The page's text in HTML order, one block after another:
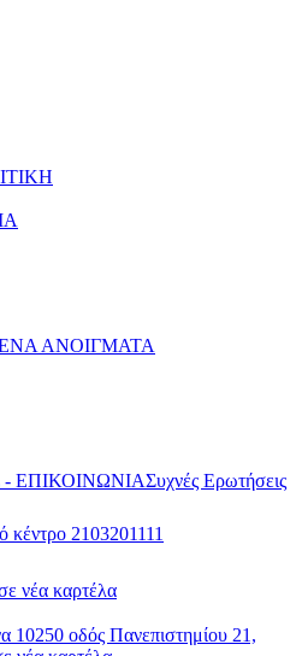
ΑΝΟΙΓΜΑΤΑ
ΕΠΙΚΟΙΝΩΝΙΑΣυχνές Ερωτήσεις
κέντρο 2103201111
νέα καρτέλα
10250 οδός Πανεπιστημίου 21,